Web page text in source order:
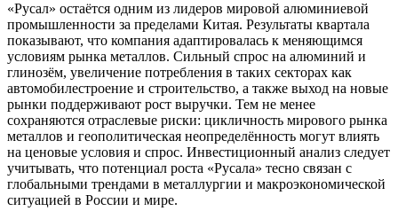
«Русал» остаётся одним из лидеров мировой алюминиевой
промышленности за пределами Китая. Результаты квартала
показывают, что компания адаптировалась к меняющимся
условиям рынка металлов. Сильный спрос на алюминий и
глинозём, увеличение потребления в таких секторах как
автомобилестроение и строительство, а также выход на новые
рынки поддерживают рост выручки. Тем не менее
сохраняются отраслевые риски: цикличность мирового рынка
металлов и геополитическая неопределённость могут влиять
на ценовые условия и спрос. Инвестиционный анализ следует
учитывать, что потенциал роста «Русала» тесно связан с
глобальными трендами в металлургии и макроэкономической
ситуацией в России и мире.